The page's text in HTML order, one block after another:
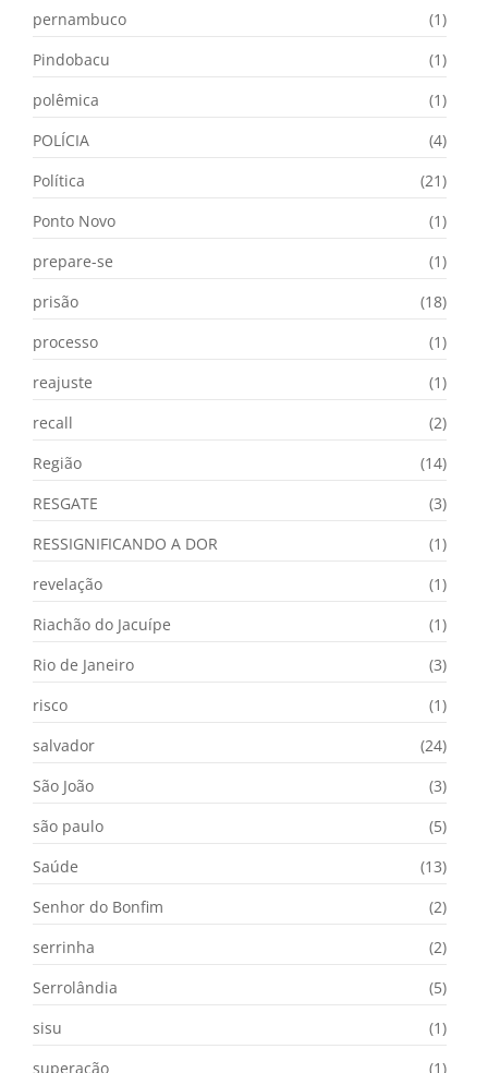
pernambuco
(1)
Pindobacu
(1)
polêmica
(1)
POLÍCIA
(4)
Política
(21)
Ponto Novo
(1)
prepare-se
(1)
prisão
(18)
processo
(1)
reajuste
(1)
recall
(2)
Região
(14)
RESGATE
(3)
RESSIGNIFICANDO A DOR
(1)
revelação
(1)
Riachão do Jacuípe
(1)
Rio de Janeiro
(3)
risco
(1)
salvador
(24)
São João
(3)
são paulo
(5)
Saúde
(13)
Senhor do Bonfim
(2)
serrinha
(2)
Serrolândia
(5)
sisu
(1)
superação
(1)